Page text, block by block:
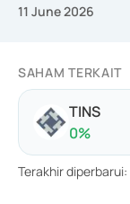
11 June 2026
SAHAM TERKAIT
TINS
0%
Terakhir diperbarui: